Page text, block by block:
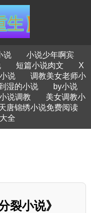
说
小说少年啊宾
短篇小说肉文
X
说
调教美女老师小
湿的小说
by小说
说调教
美女调教小
唐锦绣小说免费阅读
全
裂小说》